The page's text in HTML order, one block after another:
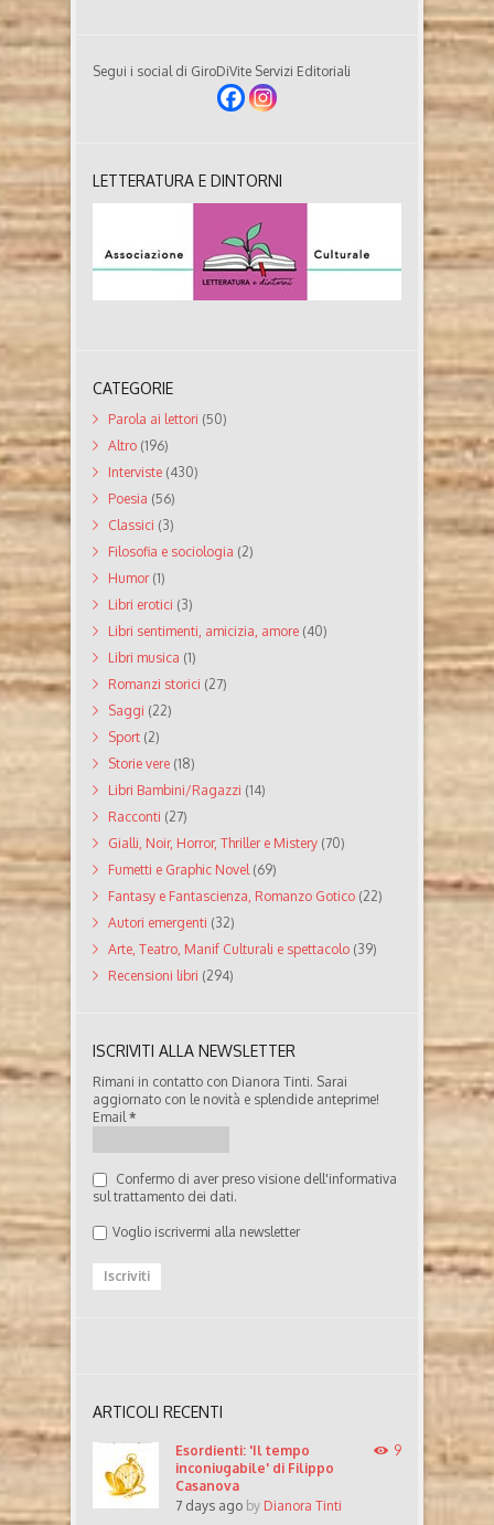
Segui i social di GiroDiVite Servizi Editoriali
LETTERATURA E DINTORNI
CATEGORIE
Parola ai lettori (50)
Altro (196)
Interviste (430)
Poesia (56)
Classici (3)
Filosofia e sociologia (2)
Humor(1)
Libri erotici (3)
Libri sentimenti, amicizia, amore (40)
Libri musica (1)
Romanzi storici (27)
Saggi (22)
Sport (2)
Storie vere (18)
Libri Bambini/Ragazzi (14)
Racconti (27)
Gialli, Noir, Horror, Thriller e Mistery (70)
Fumetti e Graphic Novel(69)
Fantasy e Fantascienza, Romanzo Gotico (22)
Autori emergenti (32)
Arte, Teatro, Manif Culturali e spettacolo (39)
Recensioni libri (294)
ISCRIVITI ALLA NEWSLETTER
Rimani in contatto con Dianora Tinti. Sarai
aggiornato con le novità e splendide anteprime!
Email*
Confermo di aver preso visione dell'informativa
sul trattamento dei dati.
Voglio iscrivermi alla newsletter
ARTICOLI RECENTI
Esordienti: 'Il tempo
inconiugabile' di Filippo
Casanova
7 days ago by Dianora Tinti
9